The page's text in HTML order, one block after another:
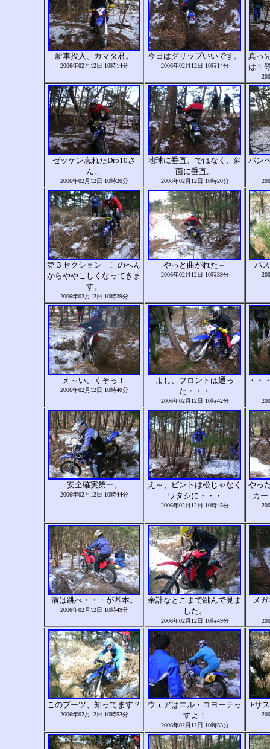
新車投入、カマタ君。
2006年02月12日 10時14分
今日はグリップいいです。
2006年02月12日 10時14分
真っ
は１
ゼッケン忘れたDr510さ
ん。
2006年02月12日 10時20分
地球に垂直、ではなく、斜
面に垂直。
2006年02月12日 10時20分
パン
第３セクション このへん
からややこしくなってきま
す。
2006年02月12日 10時39分
やっと曲がれた～
2006年02月12日 10時39分
パ
え～い、くそっ！
2006年02月12日 10時40分
よし、フロントは通っ
た・・・
2006年02月12日 10時42分
・・
安全確実第一。
2006年02月12日 10時44分
え～、ピントは松じゃなく
ワタシに・・・
2006年02月12日 10時45分
やっ
カ
溝は跳べ・・・が基本。
2006年02月12日 10時49分
余計なとこまで跳んで見ま
した。
2006年02月12日 10時49分
メ
このブーツ、知ってます？
2006年02月12日 10時53分
ウェアはエル・コヨーテっ
すよ！
2006年02月12日 10時53分
Fサ